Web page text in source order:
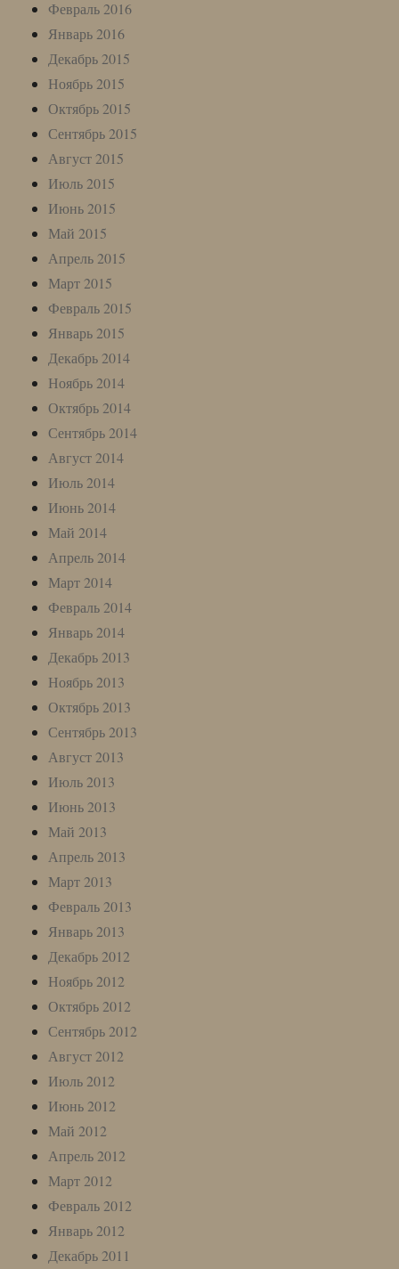
Февраль 2016
Январь 2016
Декабрь 2015
Ноябрь 2015
Октябрь 2015
Сентябрь 2015
Август 2015
Июль 2015
Июнь 2015
Май 2015
Апрель 2015
Март 2015
Февраль 2015
Январь 2015
Декабрь 2014
Ноябрь 2014
Октябрь 2014
Сентябрь 2014
Август 2014
Июль 2014
Июнь 2014
Май 2014
Апрель 2014
Март 2014
Февраль 2014
Январь 2014
Декабрь 2013
Ноябрь 2013
Октябрь 2013
Сентябрь 2013
Август 2013
Июль 2013
Июнь 2013
Май 2013
Апрель 2013
Март 2013
Февраль 2013
Январь 2013
Декабрь 2012
Ноябрь 2012
Октябрь 2012
Сентябрь 2012
Август 2012
Июль 2012
Июнь 2012
Май 2012
Апрель 2012
Март 2012
Февраль 2012
Январь 2012
Декабрь 2011